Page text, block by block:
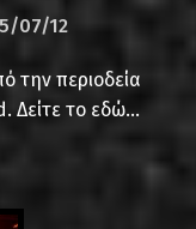
07/12
την περιοδεία
Δείτε το εδώ...